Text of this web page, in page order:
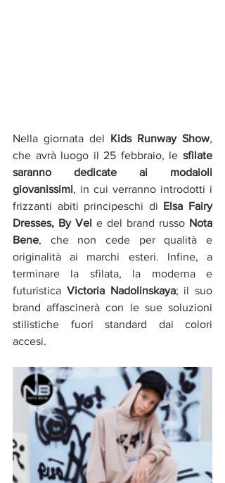
Nella giornata del Kids Runway Show,
che avrà luogo il 25 febbraio, le sfilate
saranno dedicate ai modaioli
giovanissimi, in cui verranno introdotti i
frizzanti abiti principeschi di Elsa Fairy
Dresses, By Vel e del brand russo Nota
Bene, che non cede per qualità e
originalità ai marchi esteri. Infine, a
terminare la sfilata, la moderna e
futuristica Victoria Nadolinskaya; il suo
brand affascinerà con le sue soluzioni
stilistiche fuori standard dai colori
accesi.